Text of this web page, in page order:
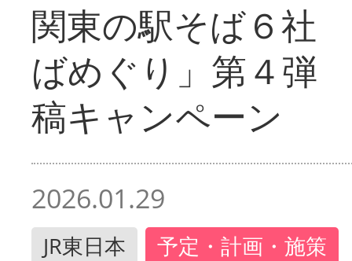
関東の駅そば６社
ばめぐり」第４弾
稿キャンペーン
2026.01.29
JR東日本 予定・計画・施策